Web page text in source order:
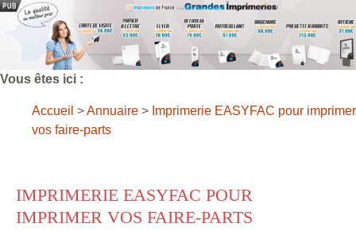
Vous êtes ici :
Accueil >Annuaire > Imprimerie EASYFAC pour imprimer
vos faire-parts
IMPRIMERIE EASYFAC POUR
IMPRIMER VOS FAIRE-PARTS